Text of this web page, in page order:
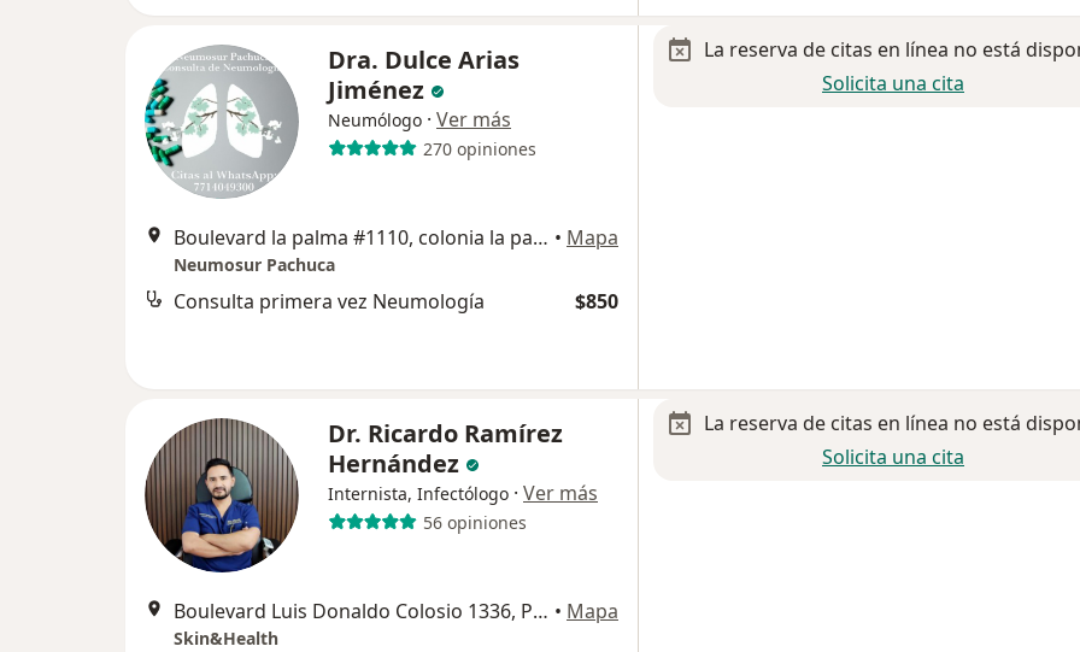
Dra. Dulce Arias
Jiménez
Neumólogo · Ver más
270 opiniones
Boulevard la palma #1110, colonia la palma, Pachuca de Soto • Mapa
Neumosur Pachuca
Consulta primera vez Neumología $850
La reserva de citas en línea no está
Solicita una cita
Dr. Ricardo Ramírez
Hernández
Internista, Infectólogo · Ver más
56 opiniones
Boulevard Luis Donaldo Colosio 1336, Pachuca • Mapa
Skin&Health
La reserva de citas en línea no está
Solicita una cita